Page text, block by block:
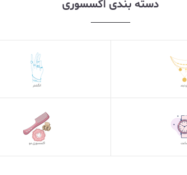
دسته بندی اکسسوری